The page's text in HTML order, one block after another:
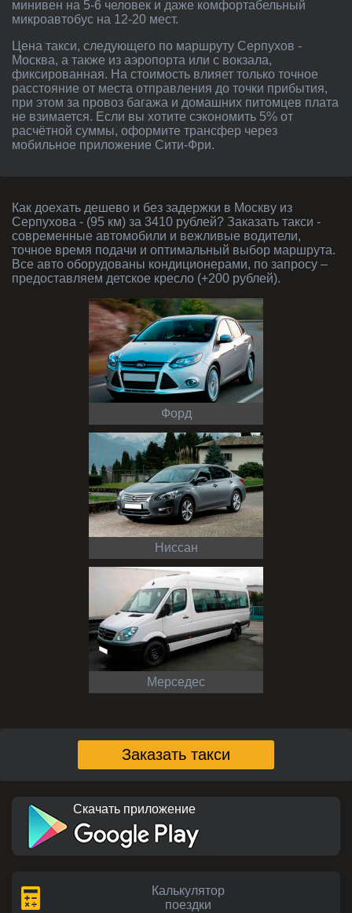
минивен на 5-6 человек и даже комфортабельный
микроавтобус на 12-20 мест.
Цена такси, следующего по маршруту Серпухов -
Москва, а также из аэропорта или с вокзала,
фиксированная. На стоимость влияет только точное
расстояние от места отправления до точки прибытия,
при этом за провоз багажа и домашних питомцев плата
не взимается. Если вы хотите сэкономить 5% от
расчётной суммы, оформите трансфер через
мобильное приложение Сити-Фри.
Как доехать дешево и без задержки в Москву из
Серпухова - (95 км) за 3410 рублей? Заказать такси -
современные автомобили и вежливые водители,
точное время подачи и оптимальный выбор маршрута.
Все авто оборудованы кондиционерами, по запросу –
предоставляем детское кресло (+200 рублей).
Форд
Ниссан
Мерседес
Заказать такси
Скачать приложение
Калькулятор
поездки